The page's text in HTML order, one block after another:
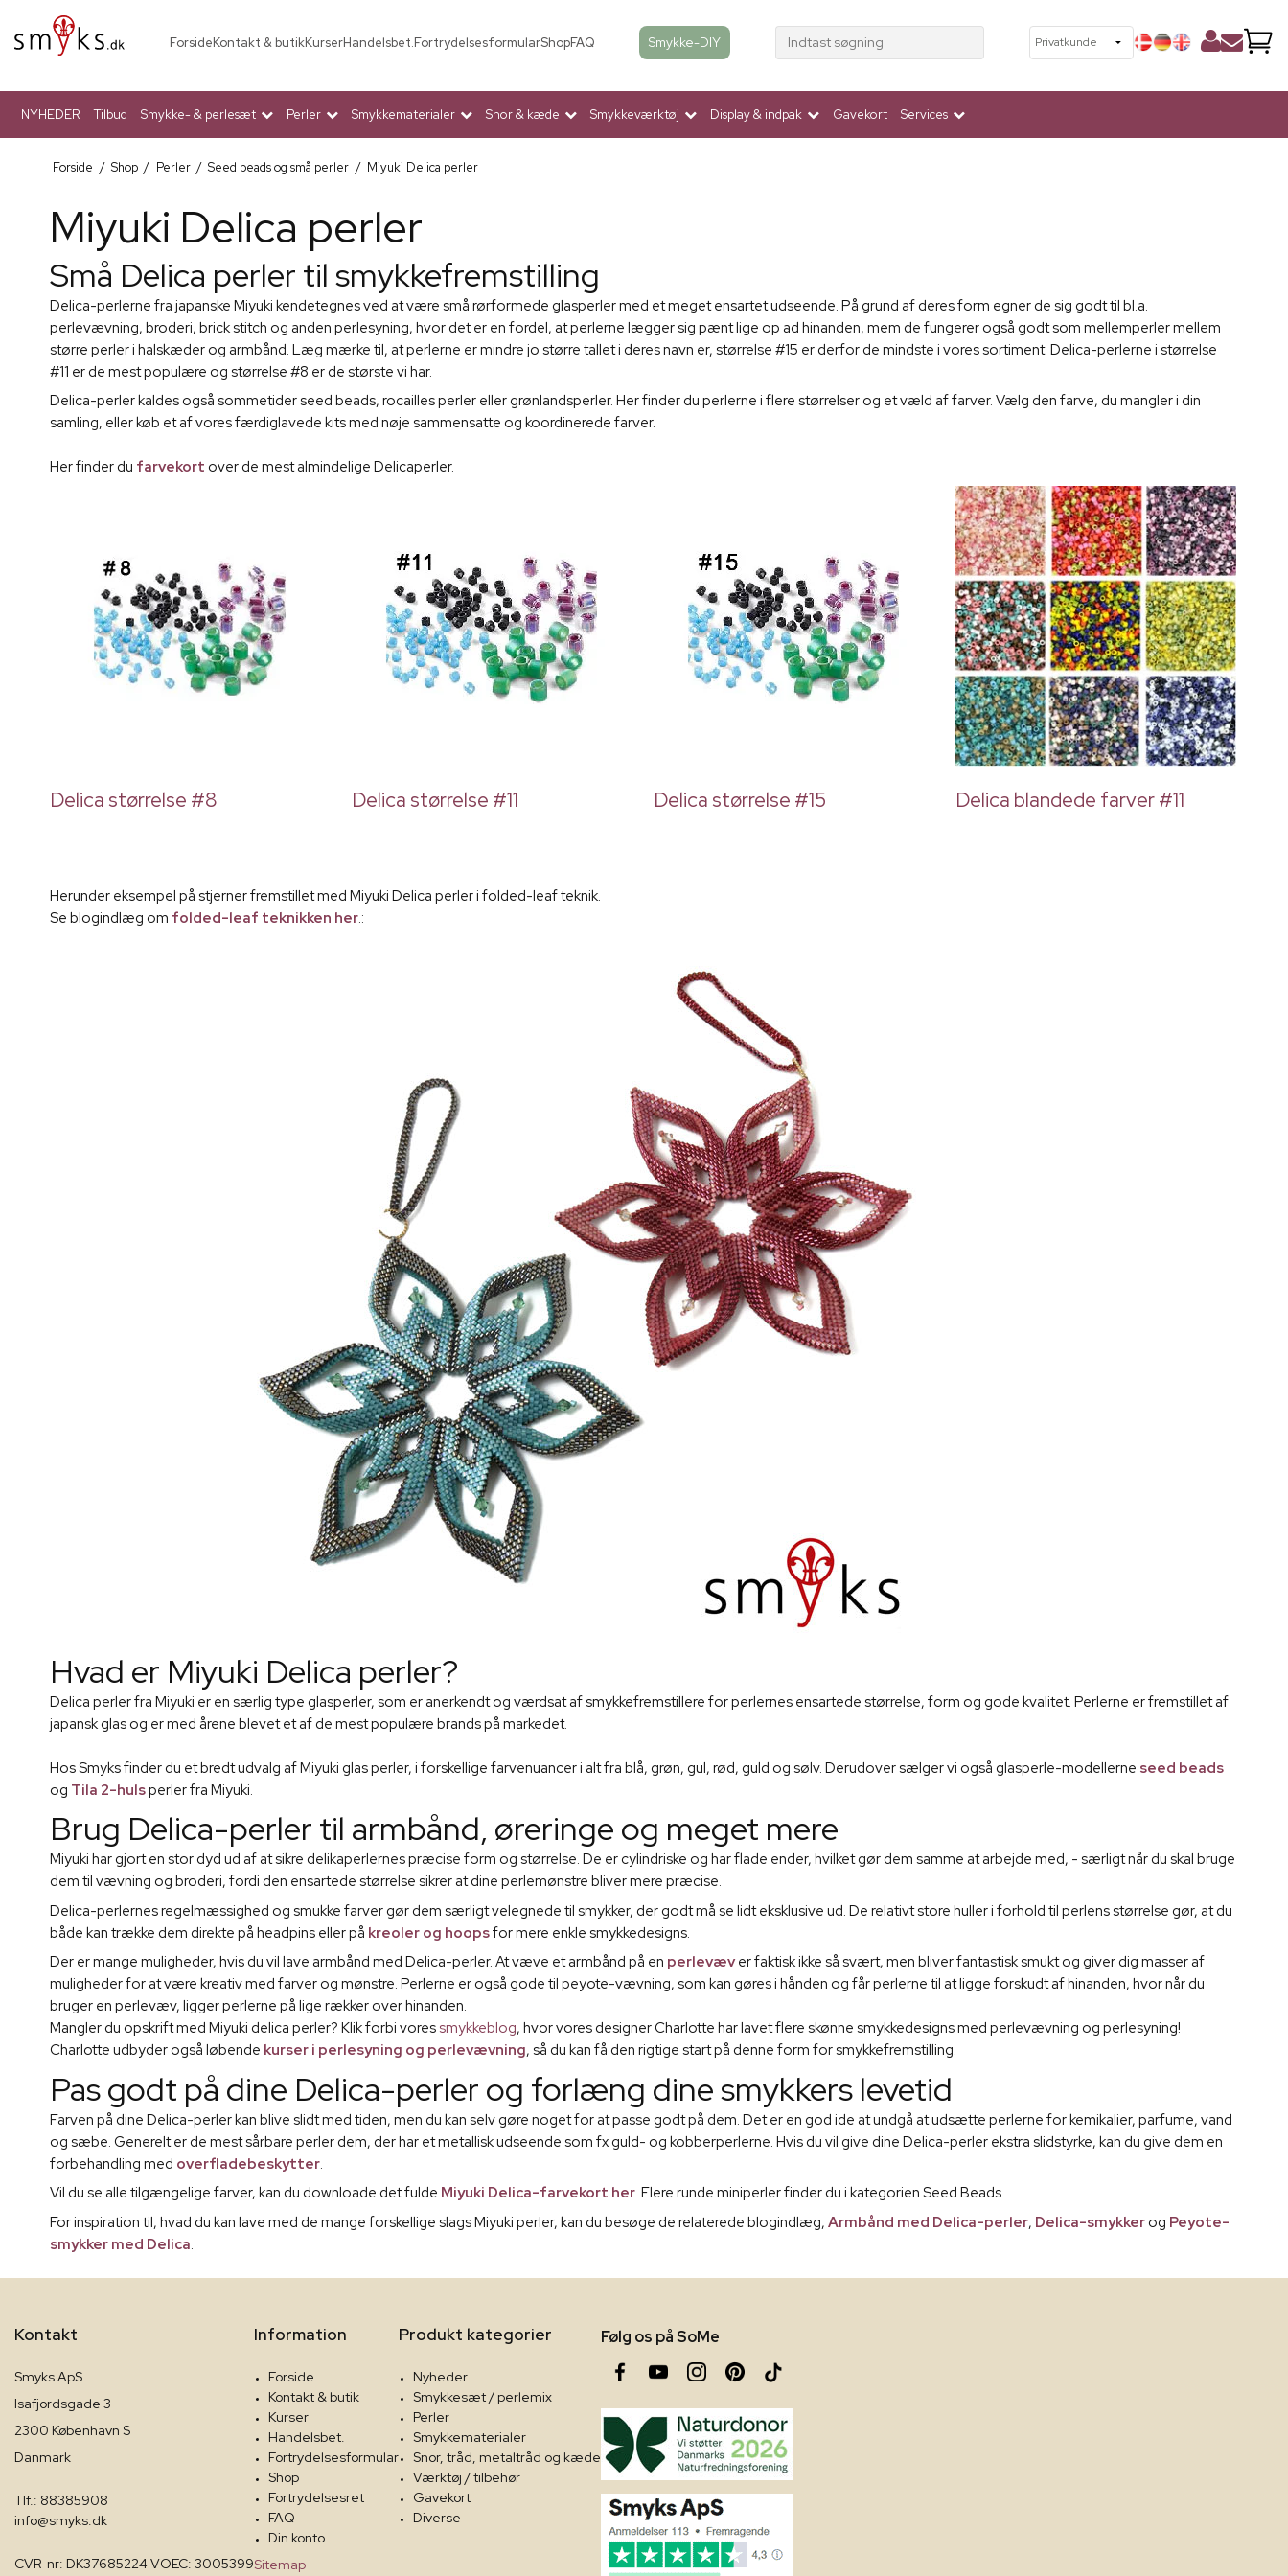
ForsideKontakt & butikKurserHandelsbet.FortrydelsesformularShopFAQ Smykke-DIY Indtast søgning
NYHEDER Tilbud Smykke- & perlesæt Perler Smykkematerialer Snor & kæde Smykkeværktøj Display & indpak Gavekort Services
Forside / Shop / Perler / Seed beads og små perler / Miyuki Delica perler
Miyuki Delica perler
Små Delica perler til smykkefremstilling
Delica-perlerne fra japanske Miyuki kendetegnes ved at være små rørformede glasperler med et meget ensartet udseende. På grund af deres form egner de sig godt til bl.a.
perlevævning, broderi, brick stitch og anden perlesyning, hvor det er en fordel, at perlerne lægger sig pænt lige op ad hinanden, mem de fungerer også godt som mellemperler mellem
større perler i halskæder og armbånd. Læg mærke til, at perlerne er mindre jo større tallet i deres navn er, størrelse #15 er derfor de mindste i vores sortiment. Delica-perlerne i størrelse
#11 er de mest populære og størrelse #8 er de største vi har.
Delica-perler kaldes også sommetider seed beads, rocailles perler eller grønlandsperler. Her finder du perlerne i flere størrelser og et væld af farver. Vælg den farve, du mangler i din
samling, eller køb et af vores færdiglavede kits med nøje sammensatte og koordinerede farver.
Her finder du farvekort over de mest almindelige Delicaperler.
Delica størrelse #8 Delica størrelse #11 Delica størrelse #15 Delica blandede farver #11
Herunder eksempel på stjerner fremstillet med Miyuki Delica perler i folded-leaf teknik.
Se blogindlæg om folded-leaf teknikken her.:
Hvad er Miyuki Delica perler?
Delica perler fra Miyuki er en særlig type glasperler, som er anerkendt og værdsat af smykkefremstillere for perlernes ensartede størrelse, form og gode kvalitet. Perlerne er fremstillet af
japansk glas og er med årene blevet et af de mest populære brands på markedet.
Hos Smyks finder du et bredt udvalg af Miyuki glas perler, i forskellige farvenuancer i alt fra blå, grøn, gul, rød, guld og sølv. Derudover sælger vi også glasperle-modellerne seed beads
og Tila 2-hulsperler fra Miyuki.
Brug Delica-perler til armbånd, øreringe og meget mere
Miyuki har gjort en stor dyd ud af at sikre delikaperlernes præcise form og størrelse. De er cylindriske og har flade ender, hvilket gør dem samme at arbejde med, - særligt når du skal bruge
dem til vævning og broderi, fordi den ensartede størrelse sikrer at dine perlemønstre bliver mere præcise.
Delica-perlernes regelmæssighed og smukke farver gør dem særligt velegnede til smykker, der godt må se lidt eksklusive ud. De relativt store huller i forhold til perlens størrelse gør, at du
både kan trække dem direkte på headpins eller på kreoler og hoopsfor mere enkle smykkedesigns.
Der er mange muligheder, hvis du vil lave armbånd med Delica-perler. At væve et armbånd på en perlevæver faktisk ikke så svært, men bliver fantastisk smukt og giver dig masser af
muligheder for at være kreativ med farver og mønstre. Perlerne er også gode til peyote-vævning, som kan gøres i hånden og får perlerne til at ligge forskudt af hinanden, hvor når du
bruger en perlevæv, ligger perlerne på lige rækker over hinanden.
Mangler du opskrift med Miyuki delica perler? Klik forbi voressmykkeblog, hvor vores designer Charlotte har lavet flere skønne smykkedesigns med perlevævning og perlesyning!
Charlotte udbyder også løbende kurser i perlesyning og perlevævning, så du kan få den rigtige start på denne form for smykkefremstilling.
Pas godt på dine Delica-perler og forlæng dine smykkers levetid
Farven på dine Delica-perler kan blive slidt med tiden, men du kan selv gøre noget for at passe godt på dem. Det er en god ide at undgå at udsætte perlerne for kemikalier, parfume, vand
og sæbe. Generelt er de mest sårbare perler dem, der har et metallisk udseende som fx guld- og kobberperlerne. Hvis du vil give dine Delica-perler ekstra slidstyrke, kan du give dem en
forbehandling med overfladebeskytter.
Vil du se alle tilgængelige farver, kan du downloade det fulde Miyuki Delica-farvekort her. Flere runde miniperler finder du i kategorien Seed Beads.
For inspiration til, hvad du kan lave med de mange forskellige slags Miyuki perler, kan du besøge de relaterede blogindlæg, Armbånd med Delica-perler, Delica-smykker og Peyote-
smykker med Delica.
Kontakt
Smyks ApS
Isafjordsgade 3
2300 København S
Danmark
Tlf.: 88385908
info@smyks.dk
CVR-nr: DK37685224 VOEC: 3005399
Information
Forside
Kontakt & butik
Kurser
Handelsbet.
Fortrydelsesformular
Shop
Fortrydelsesret
FAQ
Din konto
Sitemap
Produkt kategorier
Nyheder
Smykkesæt / perlemix
Perler
Smykkematerialer
Snor, tråd, metaltråd og kæde
Værktøj / tilbehør
Gavekort
Diverse
Følg os på SoMe